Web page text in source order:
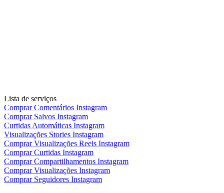
Lista de serviços
Comprar Comentários Instagram
Comprar Salvos Instagram
Curtidas Automáticas Instagram
Visualizações Stories Instagram
Comprar Visualizações Reels Instagram
Comprar Curtidas Instagram
Comprar Compartilhamentos Instagram
Comprar Visualizações Instagram
Comprar Seguidores Instagram